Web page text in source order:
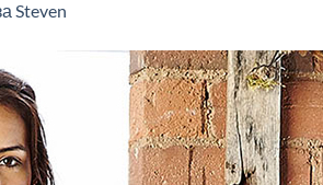
Steven